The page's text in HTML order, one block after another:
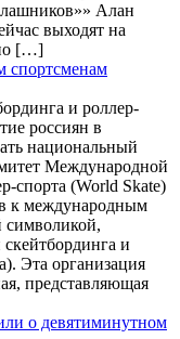
Алан
выходят на
[…]
спортсменам
и роллер-
россиян в
национальный
Международной
спорта (World Skate)
к международным
символикой,
и
Эта организация
представляющая
о девятиминутном